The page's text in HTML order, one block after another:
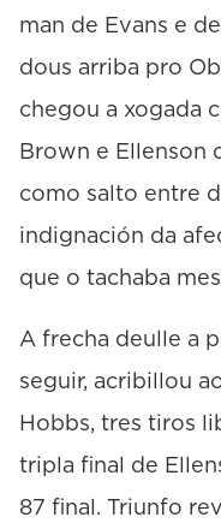
man de Evans e
dous arriba pro
chegou a xogada
Brown e Ellenson
como salto entre
indignación da
que o tachaba
A frecha deulle a
seguir, acribillou
Hobbs, tres tiros
tripla final de
87 final. Triunfo